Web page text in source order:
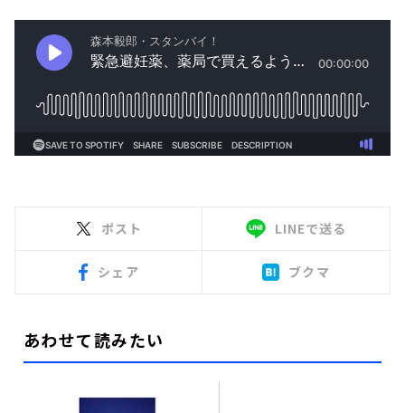
ポスト LINEで送る
シェア ブクマ
あわせて読みたい